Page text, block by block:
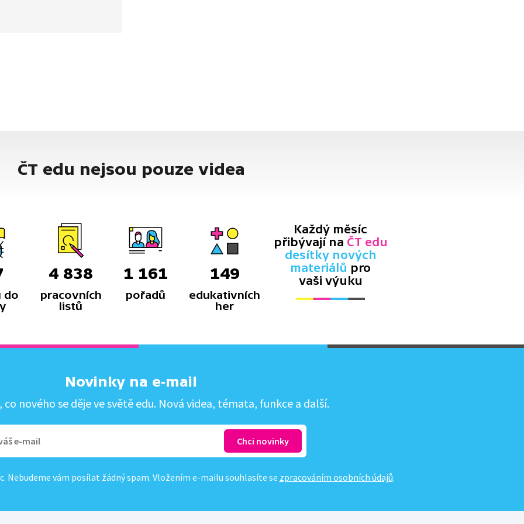
elektrickou vodivost
ČT edu nejsou pouze videa
do
4 838
pracovních
listů
1 161
pořadů
149
edukativních
her
Každý měsíc
přibývají na ČT edu
desítky nových
materiálů pro
vaši výuku
Novinky na e-mail
co nového se děje ve světě edu. Nová videa, témata, funkce a další.
Nebudeme vám posílat žádný spam. Vložením e-mailu souhlasíte se zpracováním osobních údajů.